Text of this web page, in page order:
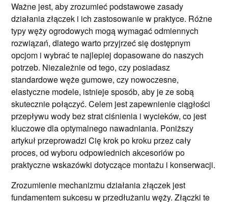
Ważne jest, aby zrozumieć podstawowe zasady
działania złączek i ich zastosowanie w praktyce. Różne
typy węży ogrodowych mogą wymagać odmiennych
rozwiązań, dlatego warto przyjrzeć się dostępnym
opcjom i wybrać te najlepiej dopasowane do naszych
potrzeb. Niezależnie od tego, czy posiadasz
standardowe węże gumowe, czy nowoczesne,
elastyczne modele, istnieje sposób, aby je ze sobą
skutecznie połączyć. Celem jest zapewnienie ciągłości
przepływu wody bez strat ciśnienia i wycieków, co jest
kluczowe dla optymalnego nawadniania. Poniższy
artykuł przeprowadzi Cię krok po kroku przez cały
proces, od wyboru odpowiednich akcesoriów po
praktyczne wskazówki dotyczące montażu i konserwacji.
Zrozumienie mechanizmu działania złączek jest
fundamentem sukcesu w przedłużaniu węży. Złączki te